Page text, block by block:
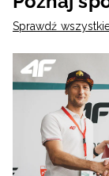
Sprawdź